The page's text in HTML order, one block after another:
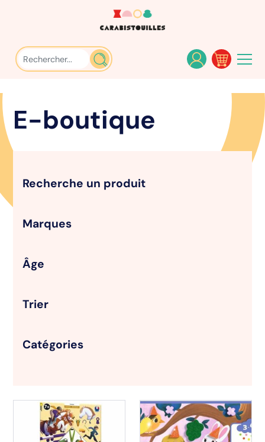
E-boutique
Recherche un produit
Marques
Âge
Trier
Catégories